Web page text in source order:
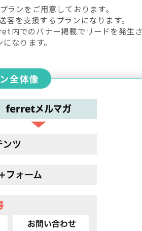
ンをご用意しております。
客を支援するプランになります。
でのバナー掲載でリードを発生
なります。
全体像